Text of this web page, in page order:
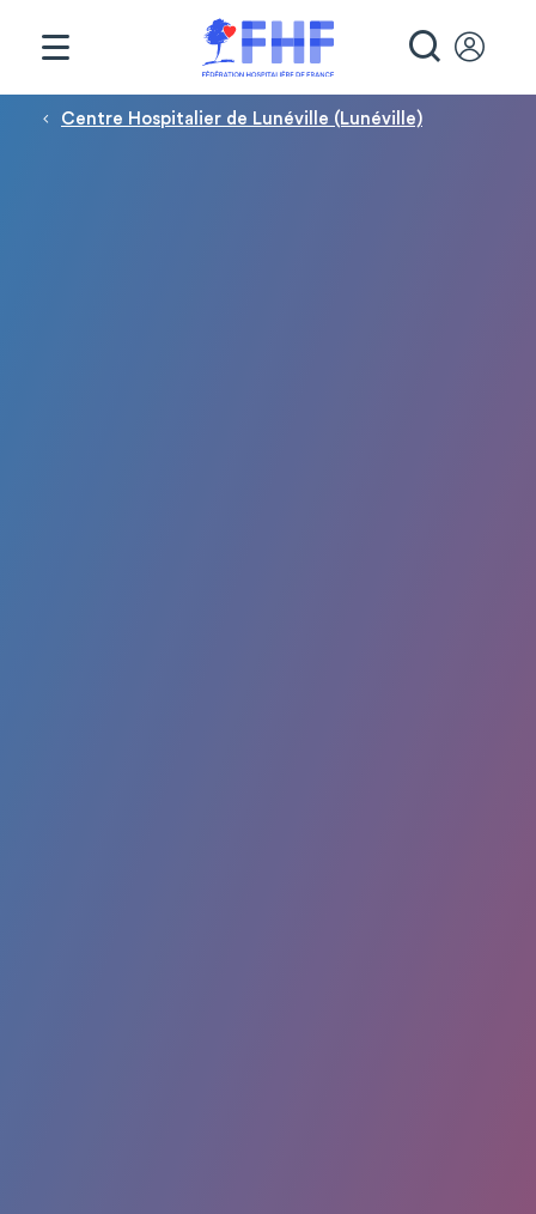
Fil d'Ariane
Centre Hospitalier de Lunéville (Lunéville)
Panneau de gestion des cookies